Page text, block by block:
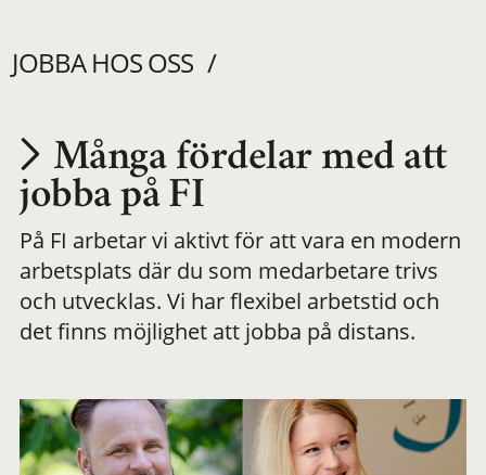
JOBBA HOS OSS
Utvecklas på en
meningsfull och
flexibel
Många fördelar med att
jobba på FI
På FI arbetar vi aktivt för att vara en modern
arbetsplats där du som medarbetare trivs
och utvecklas. Vi har flexibel arbetstid och
det finns möjlighet att jobba på distans.